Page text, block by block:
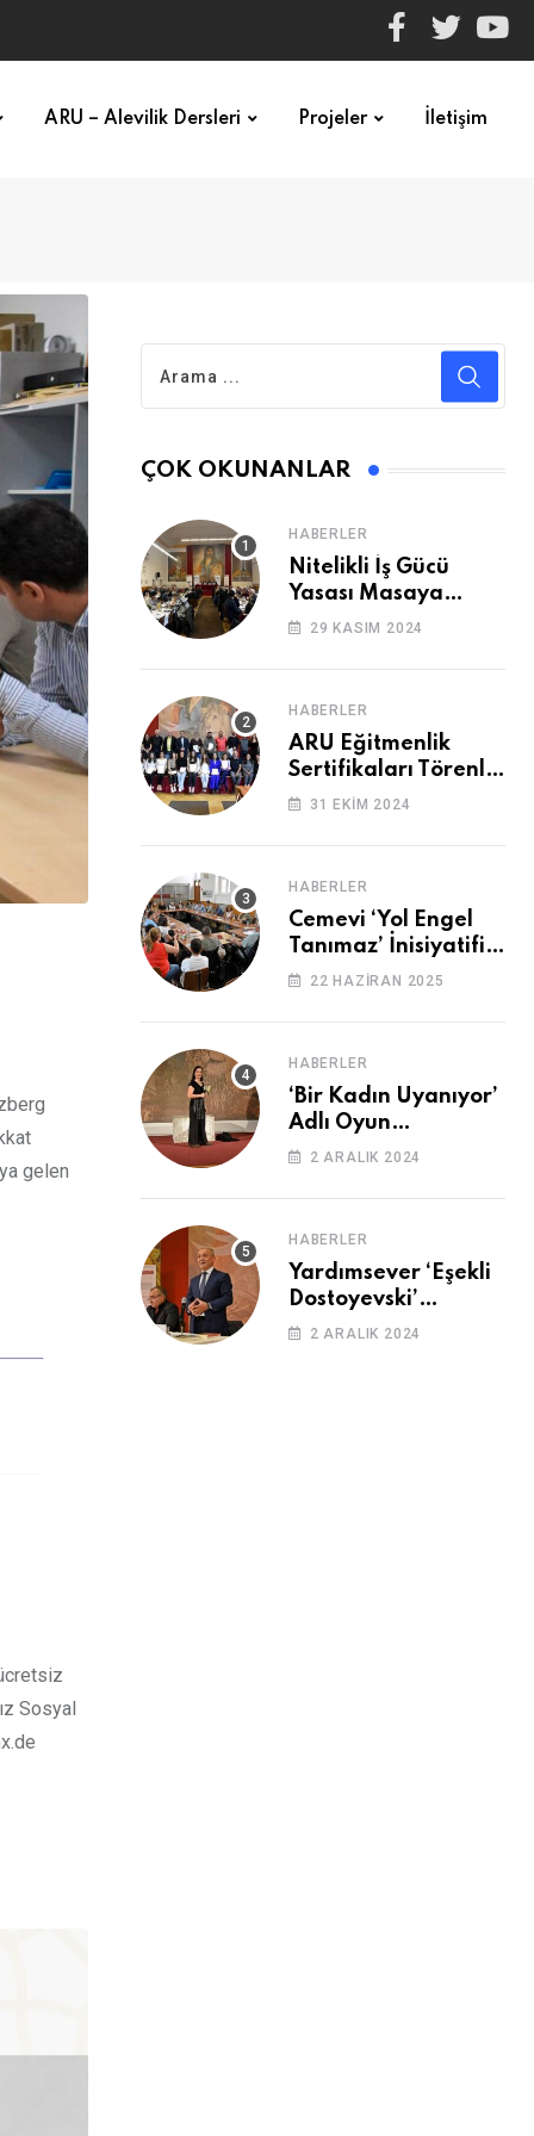
ARU – Alevilik Dersleri Projeler İletişim
gelen
Sosyal
ÇOK OKUNANLAR
HABERLER
Nitelikli İş Gücü
Yasası Masaya
Yatırıldı
29 KASIM 2024
HABERLER
ARU Eğitmenlik
Sertifikaları Törenle
Alındı
31 EKIM 2024
HABERLER
Cemevi ‘Yol Engel
Tanımaz’ İnisiyatifi
2. Kez Buluştu
22 HAZIRAN 2025
HABERLER
‘Bir Kadın Uyanıyor’
Adlı Oyun
Cemevi’nde
2 ARALIK 2024
HABERLER
Yardımsever ‘Eşekli
Dostoyevski’
Cemevi’ndeydi
2 ARALIK 2024